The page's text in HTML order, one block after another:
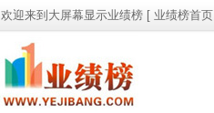
欢迎来到大屏幕显示业绩榜 [ 业绩榜首页